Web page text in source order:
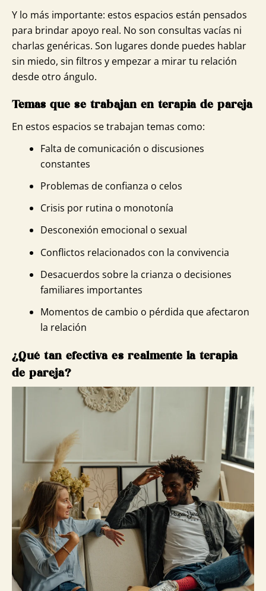
Y lo más importante: estos espacios están pensados
para brindar apoyo real. No son consultas vacías ni
charlas genéricas. Son lugares donde puedes hablar
sin miedo, sin filtros y empezar a mirar tu relación
desde otro ángulo.
Temas que se trabajan en terapia de pareja
En estos espacios se trabajan temas como:
Falta de comunicación o discusiones
constantes
Problemas de confianza o celos
Crisis por rutina o monotonía
Desconexión emocional o sexual
Conflictos relacionados con la convivencia
Desacuerdos sobre la crianza o decisiones
familiares importantes
Momentos de cambio o pérdida que afectaron
la relación
¿Qué tan efectiva es realmente la terapia
de pareja?